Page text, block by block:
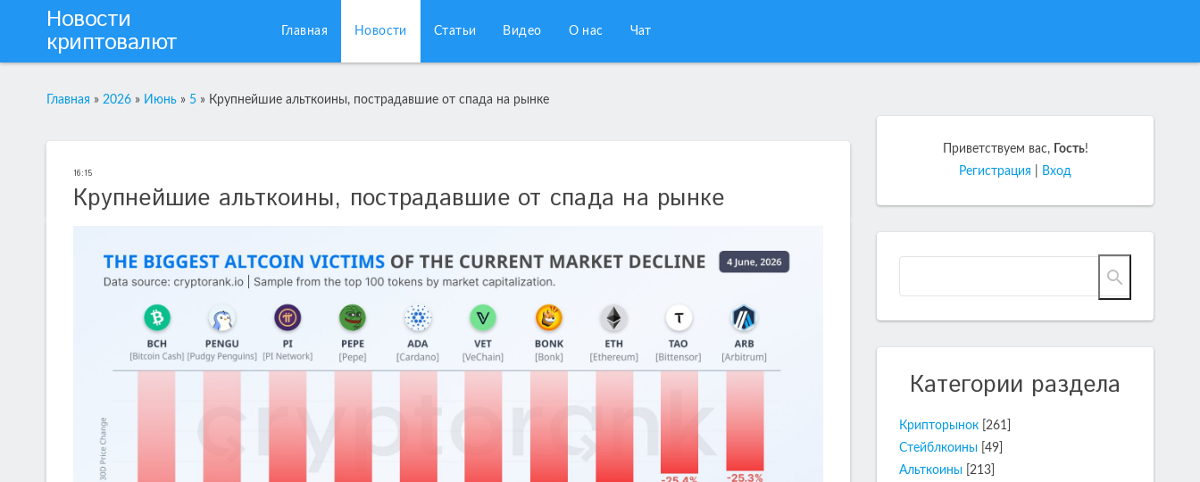
Новости
криптовалют Главная Новости Статьи Видео О нас Чат
Главная » 2026 » Июнь » 5 » Крупнейшие альткоины, пострадавшие от спада на рынке
16:15
Крупнейшие альткоины, пострадавшие от спада на рынке
Приветствуем вас, Гость!
Регистрация
Вход
Категории раздела
Крипторынок [261]
Стейблкоины [49]
Альткоины [213]